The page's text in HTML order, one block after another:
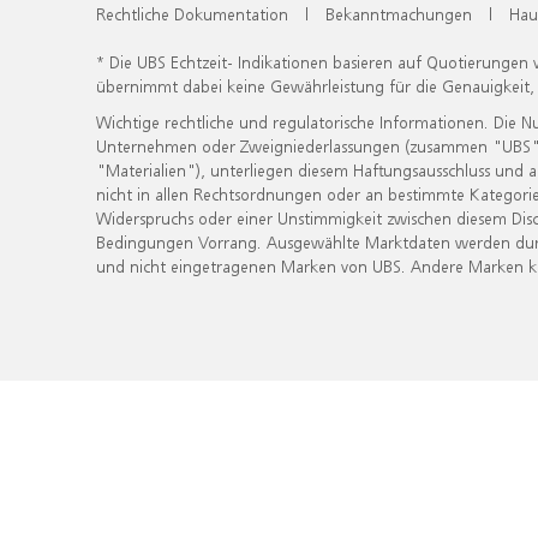
Rechtliche Dokumentation | Bekanntmachungen |
* Die UBS Echtzeit- Indikationen basieren auf
übernimmt dabei keine Gewährleistung für die
Wichtige rechtliche und regulatorische Informationen. Die
Unternehmen oder Zweigniederlassungen (zusammen
"Materialien"), unterliegen diesem Haftungsausschluss
nicht in allen Rechtsordnungen oder an bestimmte
Widerspruchs oder einer Unstimmigkeit zwischen diesem
Bedingungen Vorrang. Ausgewählte Marktdaten werden
und nicht eingetragenen Marken von UBS. Andere Marken